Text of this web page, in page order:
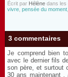
Écrit par Hélène dans les
vivre pensée du moment
3 commentaires
Je comprend bien
avec le dernier fils
son père, et surtout
30 ans maintenant ,